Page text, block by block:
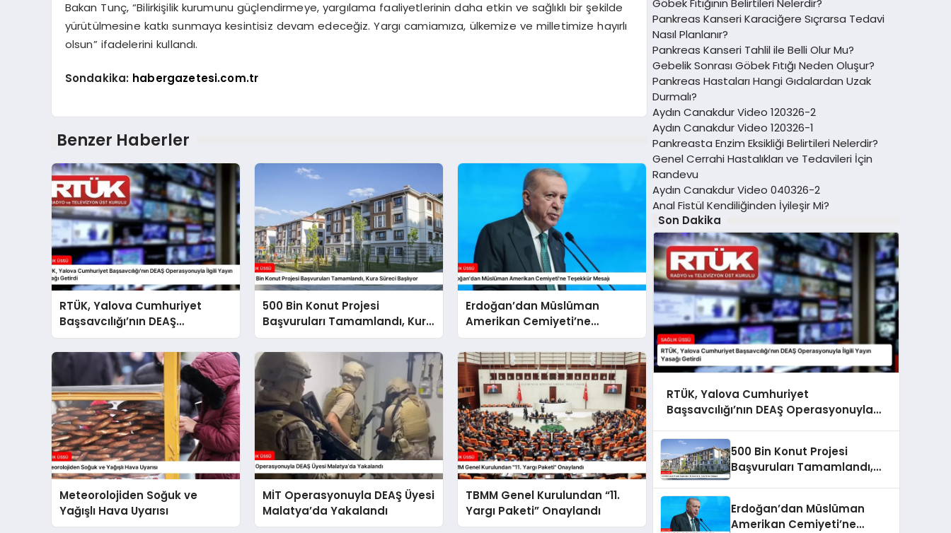
Bakan Tunç, “Bilirkişilik kurumunu güçlendirmeye, yargılama faaliyetlerinin daha etkin ve sağlıklı bir şekilde
yürütülmesine katkı sunmaya kesintisiz devam edeceğiz. Yargı camiamıza, ülkemize ve milletimize hayırlı
olsun” ifadelerini kullandı.
Sondakika: habergazetesi.com.tr
Benzer Haberler
RTÜK, Yalova Cumhuriyet
Başsavcılığı’nın DEAŞ
Operasyonuyla İlgili Yayın
Yasağı Getirdi
500 Bin Konut Projesi
Başvuruları Tamamlandı, Kura
Süreci Başlıyor
Erdoğan’dan Müslüman
Amerikan Cemiyeti’ne
Teşekkür Mesajı
Meteorolojiden Soğuk ve
Yağışlı Hava Uyarısı
MİT Operasyonuyla DEAŞ Üyesi
Malatya’da Yakalandı
TBMM Genel Kurulundan “11.
Yargı Paketi” Onaylandı
Göbek Fıtığının Belirtileri Nelerdir?
Pankreas Kanseri Karaciğere Sıçrarsa Tedavi
Nasıl Planlanır?
Pankreas Kanseri Tahlil ile Belli Olur Mu?
Gebelik Sonrası Göbek Fıtığı Neden Oluşur?
Pankreas Hastaları Hangi Gıdalardan Uzak
Durmalı?
Aydın Canakdur Video 120326-2
Aydın Canakdur Video 120326-1
Pankreasta Enzim Eksikliği Belirtileri Nelerdir?
Genel Cerrahi Hastalıkları ve Tedavileri İçin
Randevu
Aydın Canakdur Video 040326-2
Anal Fistül Kendiliğinden İyileşir Mi?
Son Dakika
RTÜK, Yalova Cumhuriyet
Başsavcılığı’nın DEAŞ Operasyonuyla
500 Bin Konut Projesi
Başvuruları Tamamlandı,
Erdoğan’dan Müslüman
Amerikan Cemiyeti’ne